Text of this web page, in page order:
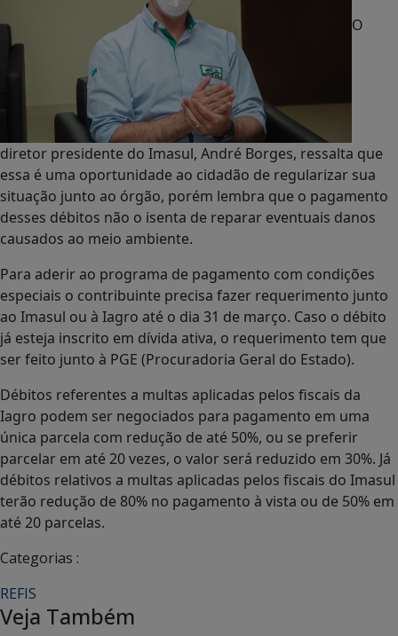
O
diretor presidente do Imasul, André Borges, ressalta que
essa é uma oportunidade ao cidadão de regularizar sua
situação junto ao órgão, porém lembra que o pagamento
desses débitos não o isenta de reparar eventuais danos
causados ao meio ambiente.
Para aderir ao programa de pagamento com condições
especiais o contribuinte precisa fazer requerimento junto
ao Imasul ou à Iagro até o dia 31 de março. Caso o débito
já esteja inscrito em dívida ativa, o requerimento tem que
ser feito junto à PGE (Procuradoria Geral do Estado).
Débitos referentes a multas aplicadas pelos fiscais da
Iagro podem ser negociados para pagamento em uma
única parcela com redução de até 50%, ou se preferir
parcelar em até 20 vezes, o valor será reduzido em 30%. Já
débitos relativos a multas aplicadas pelos fiscais do Imasul
terão redução de 80% no pagamento à vista ou de 50% em
até 20 parcelas.
Categorias :
REFIS
Veja Também